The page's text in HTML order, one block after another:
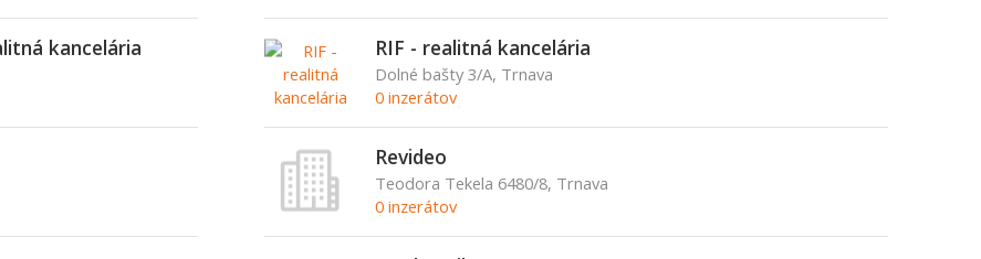
kancelária RIF - realitná kancelária
Dolné bašty 3/A, Trnava
0 inzerátov
Revideo
Teodora Tekela 6480/8, Trnava
0 inzerátov